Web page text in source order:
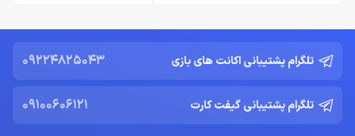
تلگرام پشتیبانی اکانت های بازی 09224825043
تلگرام پشتیبانی گیفت کارت 09100606121